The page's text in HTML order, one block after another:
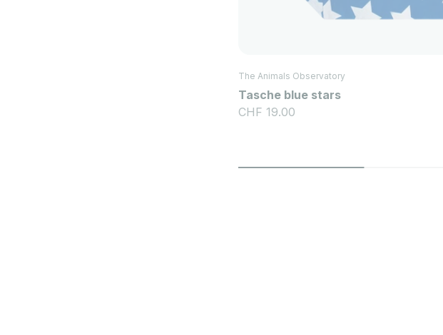
The Animals Observatory
Tasche blue stars
Angebot
CHF 19.00